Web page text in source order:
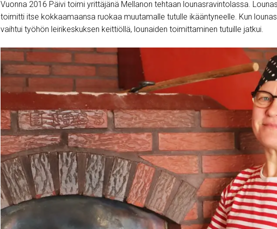
Vuonna 2016 Päivi toimi yrittäjänä Mellanon tehtaan lounasravintolassa.
toimitti itse kokkaamaansa ruokaa muutamalle tutulle ikääntyneelle. Kun
vaihtui työhön leirikeskuksen keittiöllä, lounaiden toimittaminen tutuille jatkui.